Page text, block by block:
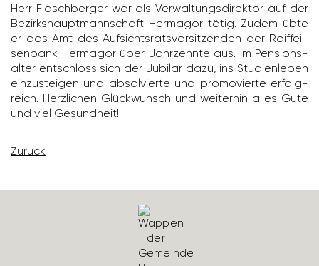
Herr Flasch­berger war als Verwal­tungs­di­rektor auf der
Bezirks­haupt­mann­schaft Hermagor tätig. Zudem übte
er das Amt des Aufsichts­rats­vor­sit­zenden der Raiff­ei­
sen­bank Hermagor über Jahr­zehnte aus. Im Pensi­ons­
alter entschloss sich der Jubilar dazu, ins Studi­en­leben
einzu­steigen und absol­vierte und promo­vierte erfolg­
reich. Herz­li­chen Glück­wunsch und weiterhin alles Gute
und viel Gesund­heit!
Zurück